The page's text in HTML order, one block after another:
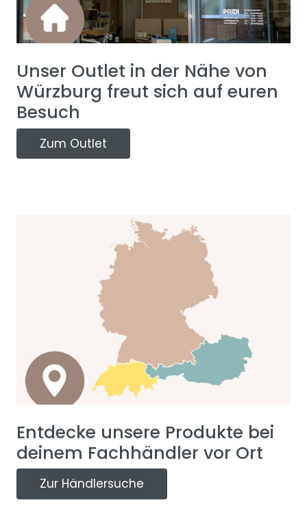
Unser Outlet in der Nähe von
Würzburg freut sich auf euren
Besuch
Zum Outlet
Entdecke unsere Produkte bei
deinem Fachhändler vor Ort
Zur Händlersuche